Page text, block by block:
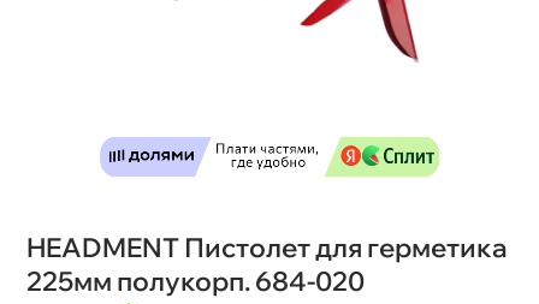
HEADMENT Пистолет для герметика
225мм полукорп. 684-020